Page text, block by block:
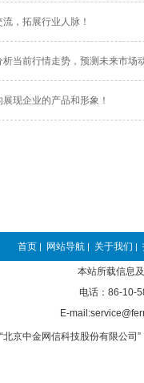
，拓展行业人脉！
当前行情走势，预测未来市场
现企业的产品和形象！
首页 | 网站导航 | 关于我们 |
本站所载信息
电话：86-10-
E-
北京中金网信科技股份有限公司